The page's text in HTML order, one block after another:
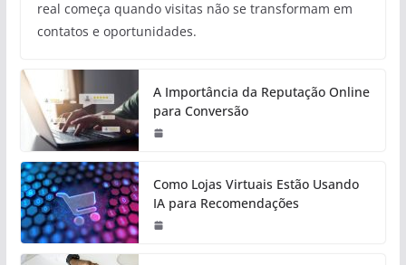
real começa quando visitas não se transformam em
contatos e oportunidades.
A Importância da Reputação Online
para Conversão
Como Lojas Virtuais Estão Usando
IA para Recomendações